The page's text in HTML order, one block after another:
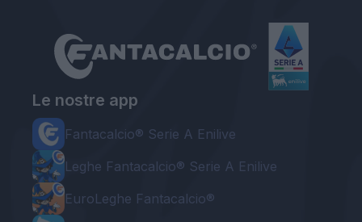
Le nostre app
Fantacalcio® Serie A Enilive
Leghe Fantacalcio® Serie A Enilive
EuroLeghe Fantacalcio®